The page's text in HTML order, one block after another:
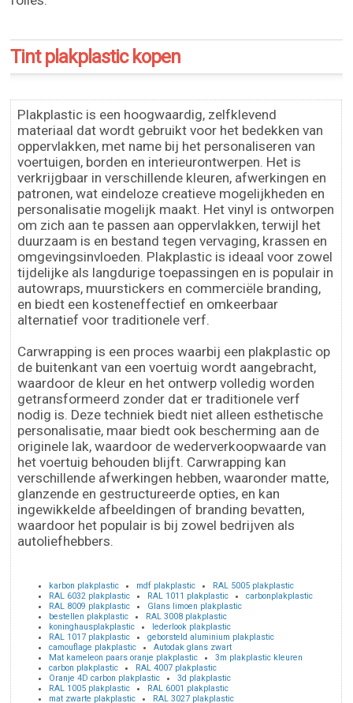
Tint plakplastic kopen
Plakplastic is een hoogwaardig, zelfklevend
materiaal dat wordt gebruikt voor het bedekken van
oppervlakken, met name bij het personaliseren van
voertuigen, borden en interieurontwerpen. Het is
verkrijgbaar in verschillende kleuren, afwerkingen en
patronen, wat eindeloze creatieve mogelijkheden en
personalisatie mogelijk maakt. Het vinyl is ontworpen
om zich aan te passen aan oppervlakken, terwijl het
duurzaam is en bestand tegen vervaging, krassen en
omgevingsinvloeden. Plakplastic is ideaal voor zowel
tijdelijke als langdurige toepassingen en is populair in
autowraps, muurstickers en commerciële branding,
en biedt een kosteneffectief en omkeerbaar
alternatief voor traditionele verf.
Carwrapping is een proces waarbij een plakplastic op
de buitenkant van een voertuig wordt aangebracht,
waardoor de kleur en het ontwerp volledig worden
getransformeerd zonder dat er traditionele verf
nodig is. Deze techniek biedt niet alleen esthetische
personalisatie, maar biedt ook bescherming aan de
originele lak, waardoor de wederverkoopwaarde van
het voertuig behouden blijft. Carwrapping kan
verschillende afwerkingen hebben, waaronder matte,
glanzende en gestructureerde opties, en kan
ingewikkelde afbeeldingen of branding bevatten,
waardoor het populair is bij zowel bedrijven als
autoliefhebbers.
karbon plakplastic mdf plakplastic
RAL 5005 plakplastic
RAL 6032 plakplastic
RAL 1011 plakplastic
carbonplakplastic
RAL 8009 plakplastic
Glans limoen plakplastic
bestellen plakplastic
RAL 3008 plakplastic
koninghausplakplastic
lederlook plakplastic
RAL 1017 plakplastic
geborsteld aluminium plakplastic
camouflage plakplastic
Autodak glans zwart
Mat kameleon paars oranje plakplastic
3m plakplastic kleuren
carbon plakplastic
RAL 4007 plakplastic
Oranje 4D carbon plakplastic
3d plakplastic
RAL 1005 plakplastic
RAL 6001 plakplastic
mat zwarte plakplastic
RAL 3027 plakplastic